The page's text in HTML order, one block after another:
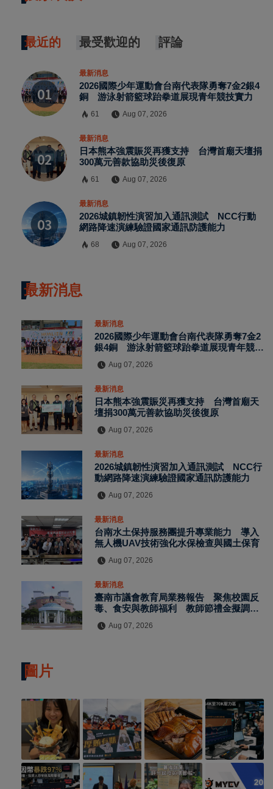
最近的 最受歡迎的 評論
最新消息
2026國際少年運動會台南代表隊勇奪7金2銀4
銅 游泳射箭籃球跆拳道展現青年競技實力
61 Aug 07, 2026
最新消息
日本熊本強震賑災再獲支持 台灣首廟天壇捐
300萬元善款協助災後復原
61 Aug 07, 2026
最新消息
2026城鎮韌性演習加入通訊測試 NCC行動
網路降速演練驗證國家通訊防護能力
68 Aug 07, 2026
最新消息
最新消息
2026國際少年運動會台南代表隊勇奪7金2
銀4銅 游泳射箭籃球跆拳道展現青年競技
Aug 07, 2026
最新消息
日本熊本強震賑災再獲支持 台灣首廟天
壇捐300萬元善款協助災後復原
Aug 07, 2026
最新消息
2026城鎮韌性演習加入通訊測試 NCC行
動網路降速演練驗證國家通訊防護能力
Aug 07, 2026
最新消息
台南水土保持服務團提升專業能力 導入
無人機UAV技術強化水保檢查與國土保育
Aug 07, 2026
最新消息
臺南市議會教育局業務報告 聚焦校園反
毒、食安與教師福利 教師節禮金擬調升
Aug 07, 2026
圖片